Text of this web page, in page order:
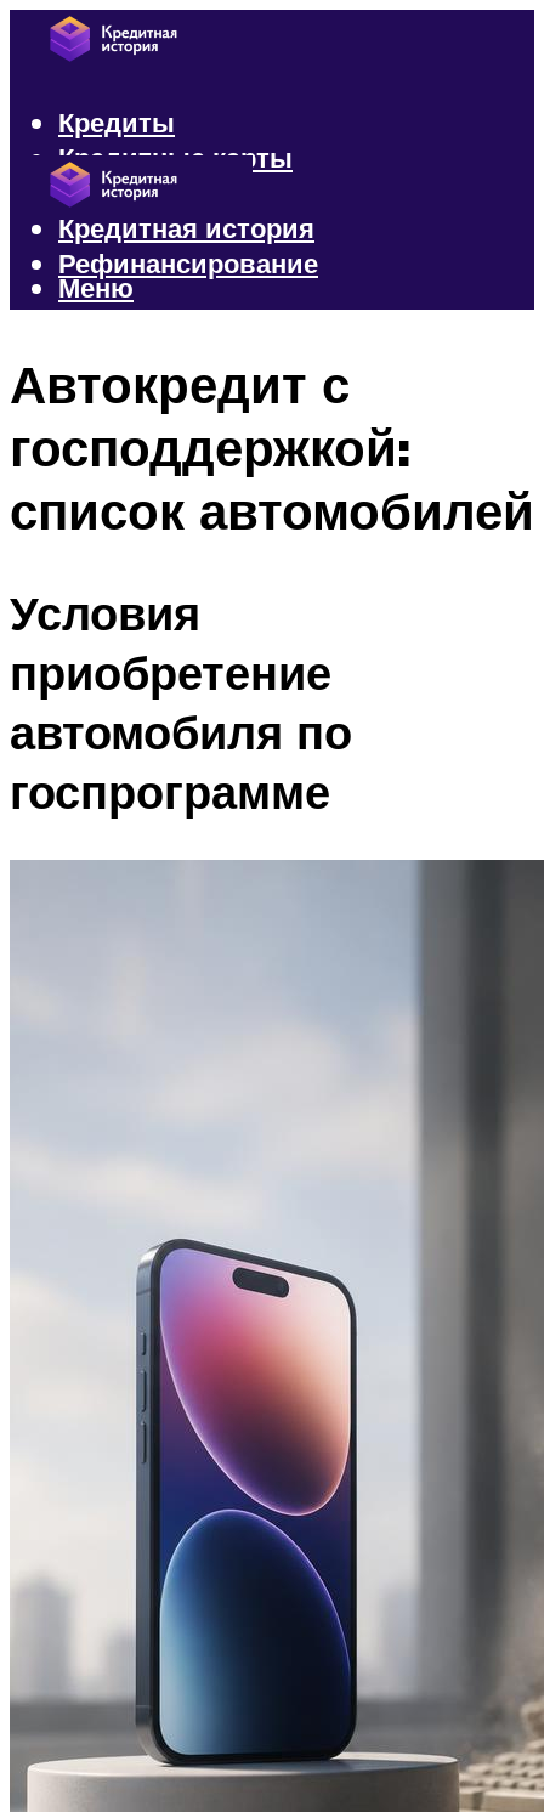
Кредиты
Кредитные карты
Микрозаймы
Кредитная история
Рефинансирование
Меню
Автокредит с
господдержкой:
список автомобилей
Условия
приобретение
автомобиля по
госпрограмме